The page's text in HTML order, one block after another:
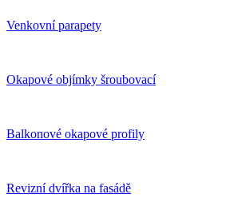
Venkovní parapety
Okapové objímky šroubovací
Balkonové okapové profily
Revizní dvířka na fasádě